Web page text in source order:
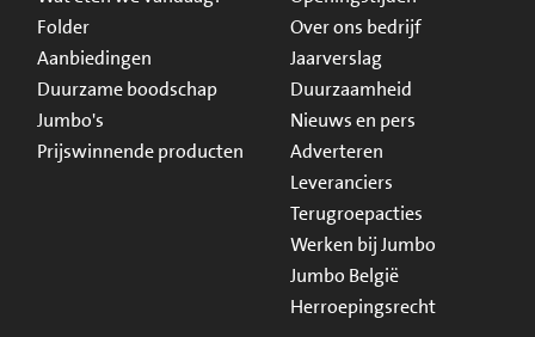
Folder
Aanbiedingen
Duurzame boodschap
Jumbo's
Prijswinnende producten
Over ons bedrijf
Jaarverslag
Duurzaamheid
Nieuws en pers
Adverteren
Leveranciers
Terugroepacties
Werken bij Jumbo
Jumbo België
Herroepingsrecht